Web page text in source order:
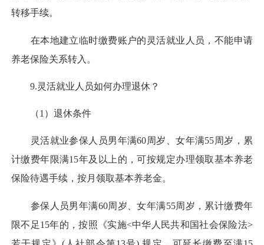
转移手续。
在本地建立临时缴费账户的灵活就业人员，不能申请
养老保险关系转入。
9.灵活就业人员如何办理退休？
（1）退休条件
灵活就业参保人员男年满60周岁、女年满55周岁，累
计缴费年限满15年及以上的，可按规定办理领取基本养老
保险待遇手续，按月领取基本养老金。
参保人员男年满60周岁、女年满55周岁，累计缴费年
限不足15年的，按照《实施<中华人民共和国社会保险法>